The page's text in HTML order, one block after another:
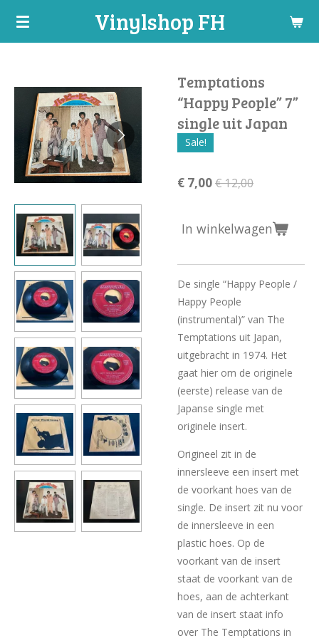
Ga
hoofdinhoud
Vinylshop FH
Temptations
“Happy People” 7”
single uit Japan
Sale!
€ 7,00€ 12,00
In winkelwagen
De single “Happy People /
Happy People
(instrumental)” van The
Temptations uit Japan,
uitgebracht in 1974. Het
gaat hier om de originele
(eerste) release van de
Japanse single met
originele insert.
Origineel zit in de
innersleeve een insert met
de voorkant hoes van de
single. De insert zit nu voor
de innersleeve in een
plastic hoes. Op de
voorkant van de insert
staat de voorkant van de
hoes, aan de achterkant
van de insert staat info
over The Temptations in